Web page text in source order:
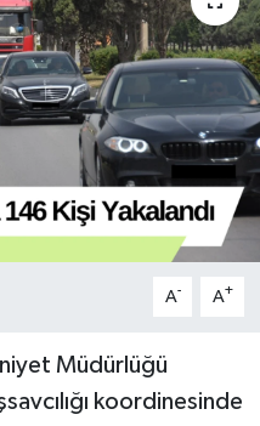
A- A+
Müdürlüğü
koordinesinde